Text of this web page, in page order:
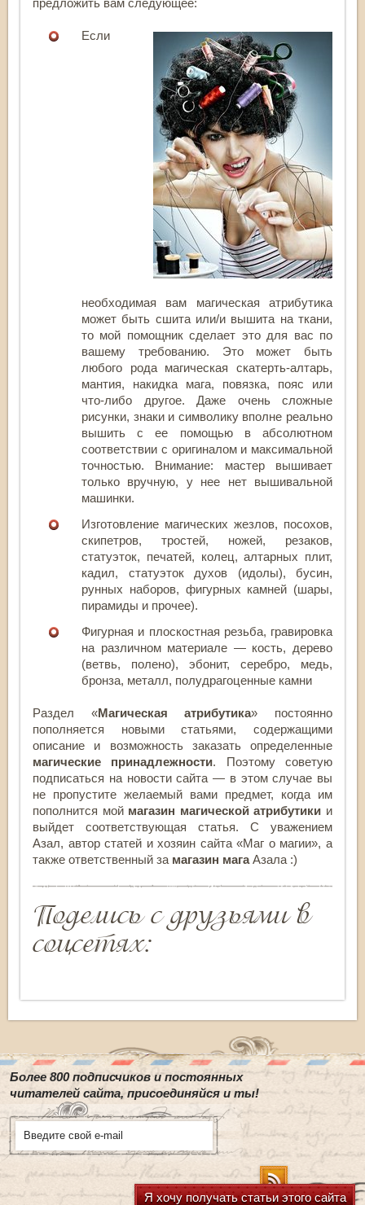
Если
необходимая вам магическая атрибутика
может быть сшита или/и вышита на ткани,
то мой помощник сделает это для вас по
вашему требованию. Это может быть
любого рода магическая скатерть-алтарь,
мантия, накидка мага, повязка, пояс или
что-либо другое. Даже очень сложные
рисунки, знаки и символику вполне реально
вышить с ее помощью в абсолютном
соответствии с оригиналом и максимальной
точностью. Внимание: мастер вышивает
только вручную, у нее нет вышивальной
машинки.
Изготовление магических жезлов, посохов,
скипетров, тростей, ножей, резаков,
статуэток, печатей, колец, алтарных плит,
кадил, статуэток духов (идолы), бусин,
рунных наборов, фигурных камней (шары,
пирамиды и прочее).
Фигурная и плоскостная резьба, гравировка
на различном материале — кость, дерево
(ветвь, полено), эбонит, серебро, медь,
бронза, металл, полудрагоценные камни
Раздел «Магическая атрибутика» постоянно
пополняется новыми статьями, содержащими
описание и возможность заказать определенные
магические принадлежности. Поэтому советую
подписаться на новости сайта — в этом случае вы
не пропустите желаемый вами предмет, когда им
пополнится мой магазин магической атрибутики и
выйдет соответствующая статья. С уважением
Азал, автор статей и хозяин сайта «Маг о магии», а
также ответственный за магазин магаАзала :)
Поделись с друзьями в
соцсетях:
Более 800 подписчиков и постоянных
читателей сайта, присоединяйся и ты!
Я хочу получать статьи этого сайта